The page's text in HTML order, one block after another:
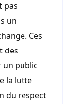
pas
un
Ces
des
un public
la lutte
du respect